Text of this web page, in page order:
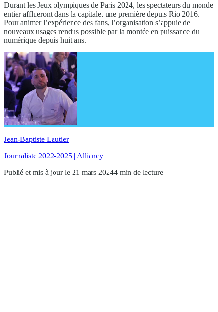
Durant les Jeux olympiques de Paris 2024, les spectateurs du monde
entier afflueront dans la capitale, une première depuis Rio 2016.
Pour animer l’expérience des fans, l’organisation s’appuie de
nouveaux usages rendus possible par la montée en puissance du
numérique depuis huit ans.
Jean-Baptiste Lautier
Journaliste 2022-2025 | Alliancy
Publié et mis à jour le 21 mars 20244 min de lecture